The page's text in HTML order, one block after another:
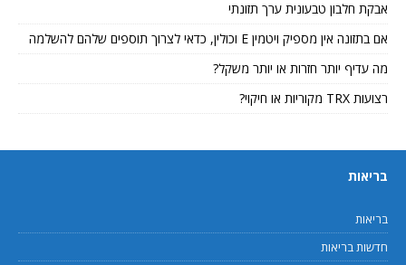
אבקת חלבון טבעונית ערך תזונתי
אם בתזונה אין מספיק ויטמין E וכולין, כדאי לצרוך תוספים שלהם להשלמה
מה עדיף יותר חזרות או יותר משקל?
רצועות TRX מקוריות או חיקוי?
בריאות
בריאות
חדשות בריאות